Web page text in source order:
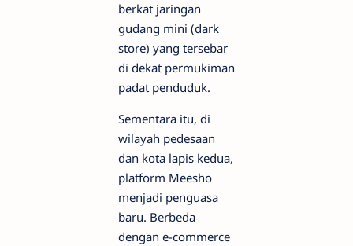
berkat jaringan
gudang mini (dark
store) yang tersebar
di dekat permukiman
padat penduduk.
Sementara itu, di
wilayah pedesaan
dan kota lapis kedua,
platform Meesho
menjadi penguasa
baru. Berbeda
dengan e-commerce